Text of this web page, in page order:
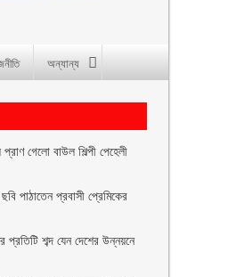
অন্যান্য
গেলো বাউল শিল্পী পেহেলী
পাঠাতেন প্রবাসী প্রেমিকের
প্রতিটি শব্দ যেন দেশের উন্নয়নে